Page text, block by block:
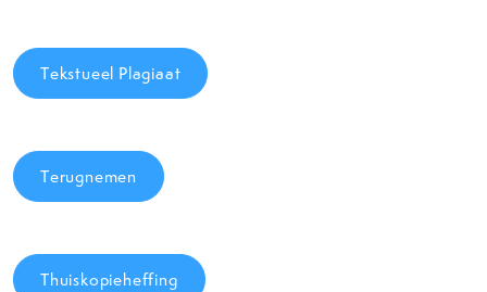
Tekstueel Plagiaat
Terugnemen
Thuiskopieheffing